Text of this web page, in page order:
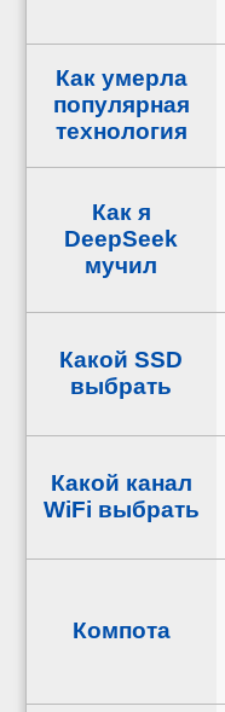
Как умерла
популярная
технология
Как я
DeepSeek
мучил
Какой SSD
выбрать
Какой канал
WiFi выбрать
Компота